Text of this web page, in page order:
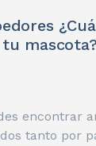
mascota?
encontrar
tanto por